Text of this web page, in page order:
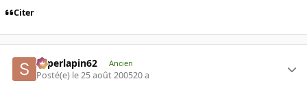
Citer
superlapin62 Ancien
Posté(e) le 25 août 200520 a